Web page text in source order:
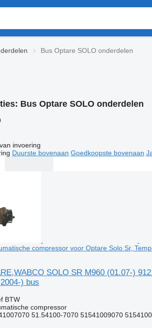
Bus Optare SOLO onderdelen
Bus Optare SOLO onderdelen
invoering
Duurste bovenaan Goedkoopste bovenaan
compressor voor Optare Solo Sr,
SOLO SR M960 (01.07-)
) bus
BTW
compressor
51.54100-7070 51541009070